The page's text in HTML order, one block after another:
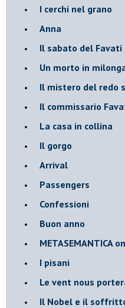
I cerchi nel grano
Anna
Il sabato del Favati
Un morto in
Il mistero del redo
Il commissario
La casa in collina
Il gorgo
Arrival
Passengers
Confessioni
Buon anno
METASEMANTICA
I pisani
Le vent nous
Il Nobel e il